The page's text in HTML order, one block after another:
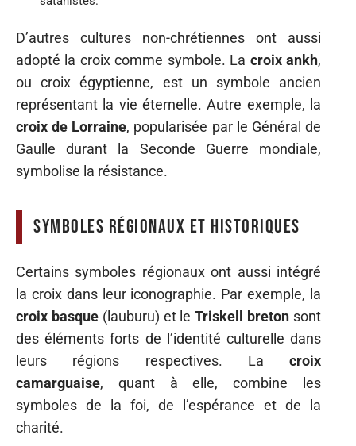
D’autres cultures non-chrétiennes ont aussi
adopté la croix comme symbole. La croix ankh,
ou croix égyptienne, est un symbole ancien
représentant la vie éternelle. Autre exemple, la
croix de Lorraine, popularisée par le Général de
Gaulle durant la Seconde Guerre mondiale,
symbolise la résistance.
Symboles régionaux et historiques
Certains symboles régionaux ont aussi intégré
la croix dans leur iconographie. Par exemple, la
croix basque(lauburu) et leTriskell breton sont
des éléments forts de l’identité culturelle dans
leurs régions respectives. La croix
camarguaise, quant à elle, combine les
symboles de la foi, de l’espérance et de la
charité.